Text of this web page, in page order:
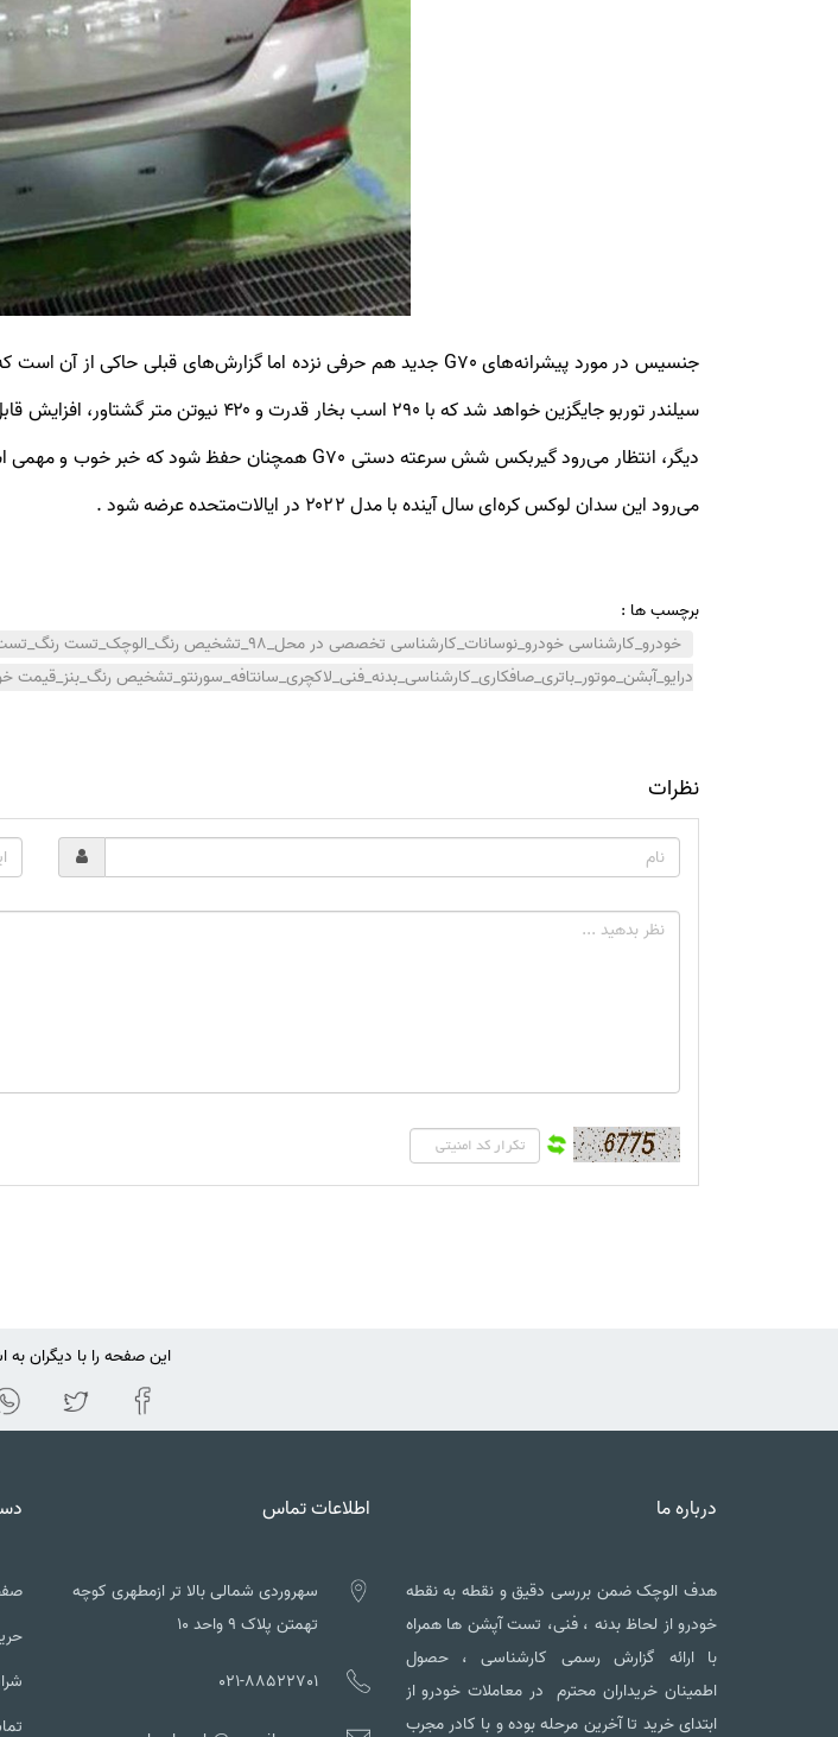
می‌رود این سدان لوکس کره‌ای سال آینده با مدل ۲۰۲۲ در ایالات‌متحده عرضه شود .
برچسب ها :
خودرو_کارشناسی خودرو_نوسانات_کارشناسی تخصصی در محل_98_تشخیص
درایو_آبشن_موتور_باتری_صافکاری_کارشناسی_بدنه_فنی_لاکچری_سانتافه_سورنتو_تشخیص
نظرات
این صفحه را با دیگران به
درباره ما
هدف الوچک ضمن بررسی دقیق و نقطه به نقطه
خودرو از لحاظ بدنه ، فنی، تست آپشن ها همراه
با ارائه گزارش رسمی کارشناسی ، حصول
اطمینان خریداران محترم در معاملات خودرو از
ابتدای خرید تا آخرین مرحله بوده و با کادر مجرب
اطلاعات تماس
سهروردی شمالی بالا تر ازمطهری کوچه
تهمتن پلاک ۹ واحد ۱۰
021-88522701